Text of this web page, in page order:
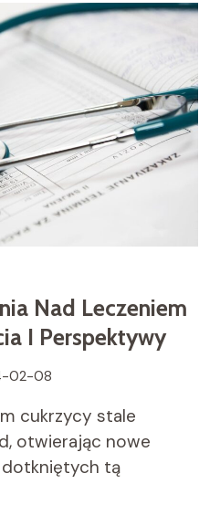
Nad Leczeniem
I Perspektywy
02-08
cukrzycy stale
otwierając nowe
tą